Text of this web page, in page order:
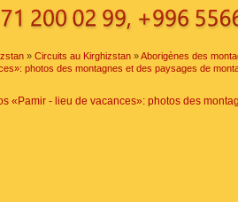
» Circuits au Kirghizstan »Aborigènes des
photos des montagnes et des paysages de
«Pamir - lieu de vacances»: photos des